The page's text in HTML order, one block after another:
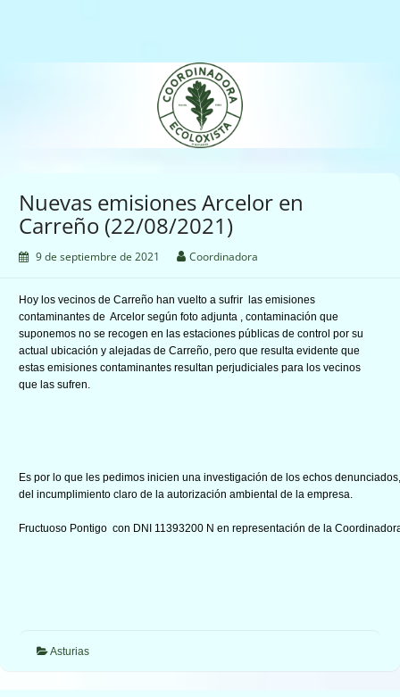
Coordinadora Ecoloxista
d'Asturies
Nuevas emisiones Arcelor en
Carreño (22/08/2021)
9 de septiembre de 2021 Coordinadora
Hoy los vecinos de Carreño han vuelto a sufrir las emisiones
contaminantes de Arcelor según foto adjunta
, contaminación que
suponemos no se recogen en las estaciones públicas de control por su
actual ubicación y alejadas de Carreño, pero que resulta evidente que
estas emisiones contaminantes resultan perjudiciales para los vecinos
que las sufren.
Es por lo que les pedimos inicien una investigación de los echos
del incumplimiento claro de la autorización ambiental de la empresa.
Fructuoso Pontigo con DNI 11393200 N en representación de la
Asturias